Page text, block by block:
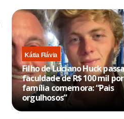
Kátia Flávia
Filho de Luciano Huck
faculdade de R$ 100 mil
família comemora: “Pais
orgulhosos”